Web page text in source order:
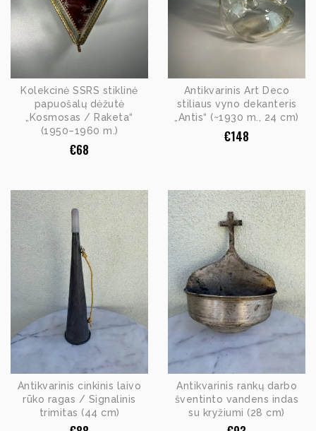
Kolekcinė SSRS stiklinė
papuošalų dėžutė
„Kosmosas / Raketa“
(1950–1960 m.)
€68
Antikvarinis Art Deco
stiliaus vyno dekanteris
„Antis“ (~1930 m., 24 cm)
€148
Antikvarinis cinkinis laivo
rūko ragas / Signalinis
trimitas (44 cm)
Antikvarinis rankų darbo
šventinto vandens indas
su kryžiumi (28 cm)